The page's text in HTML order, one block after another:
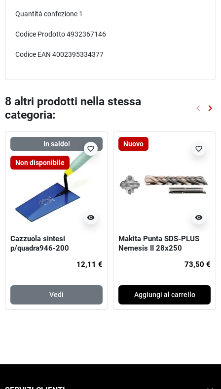
Quantità confezione 1
Codice Prodotto 4932367146
Codice EAN 4002395334377
8 altri prodotti nella stessa
categoria:
keyboard_arrow_left keyboard_arrow_right
In saldo!
Non disponibile
visibility
favorite_border
Cazzuola sintesi
p/quadra946-200
12,11 €
Vedi
Nuovo
visibility
favorite_border
Makita Punta SDS-PLUS
Nemesis II 28x250
73,50 €
Aggiungi al carrello